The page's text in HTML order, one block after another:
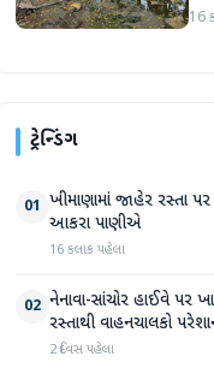
16
ટ્રેન્ડિંગ
01 ખીમાણામાં જાહેર રસ્તા
આકરા પાણીએ
16 કલાક પહેલા
02 નેનાવા-સાંચોર હાઈવે પર
રસ્તાથી વાહનચાલકો
2 દિવસ પહેલા